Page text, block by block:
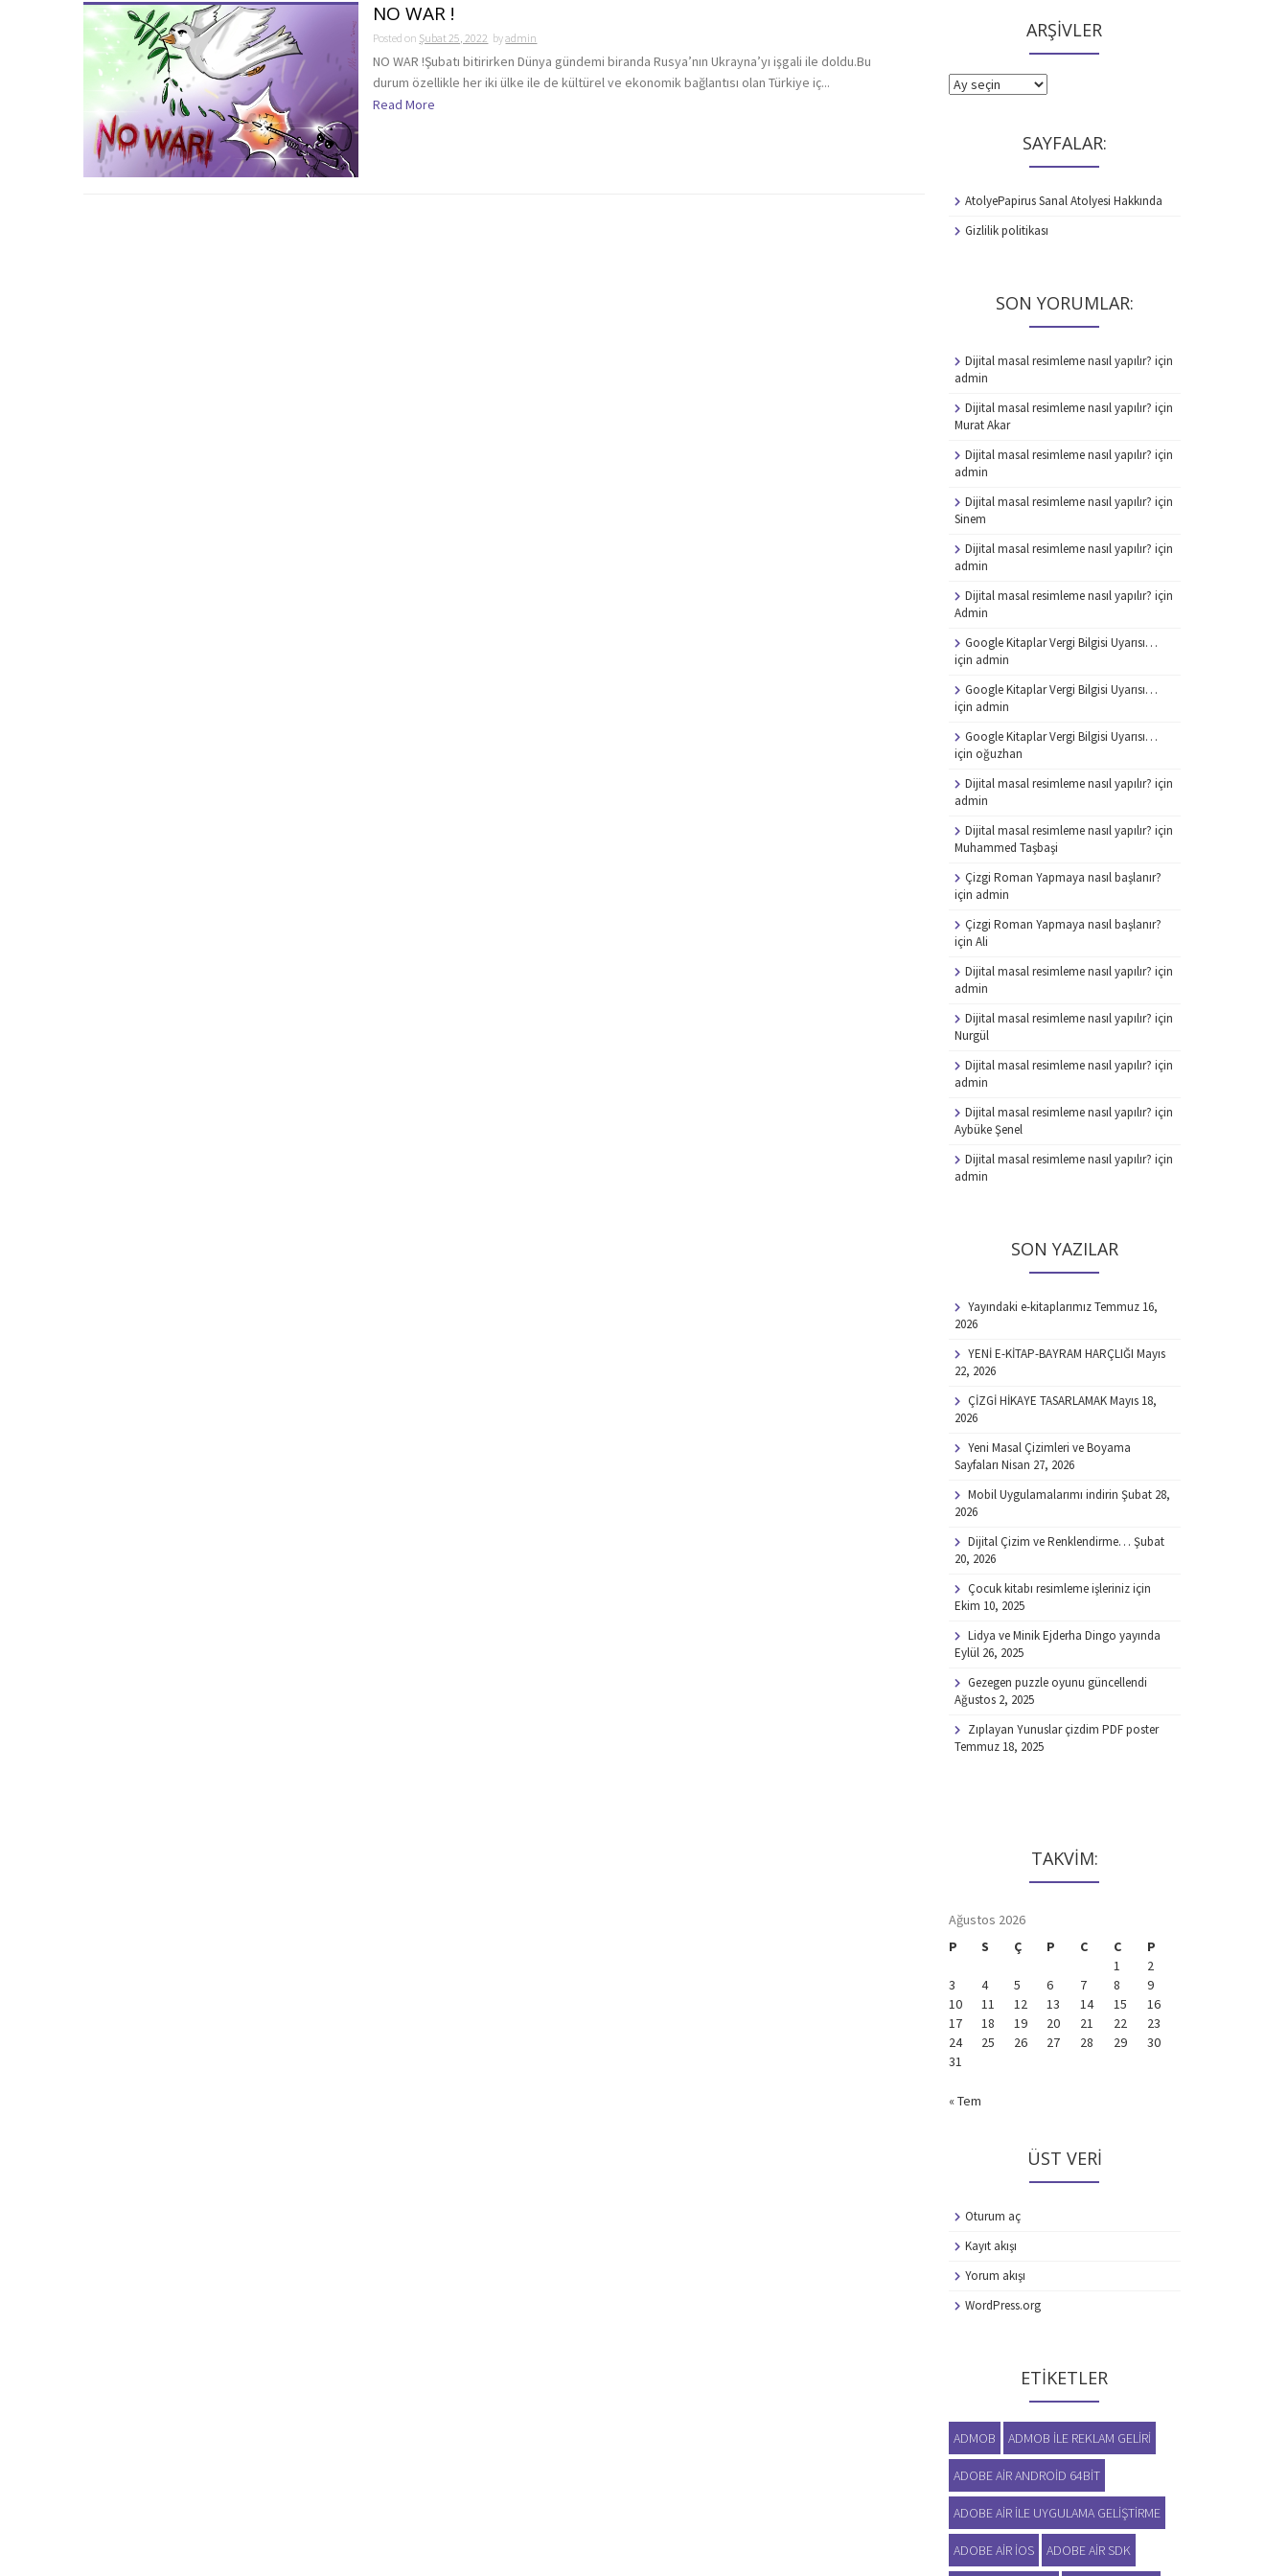
NO WAR !
Posted on Şubat 25, 2022 byadmin
NO WAR !Şubatı bitirirken Dünya gündemi biranda Rusya’nın Ukrayna’yı işgali ile doldu.Bu
durum özellikle her iki ülke ile de kültürel ve ekonomik bağlantısı olan Türkiye iç...
Read More
ARŞİVLER
ARŞİVLER
SAYFALAR:
AtolyePapirus Sanal Atolyesi Hakkında
Gizlilik politikası
SON YORUMLAR:
Dijital masal resimleme nasıl yapılır? için
admin
Dijital masal resimleme nasıl yapılır? için
Murat Akar
Dijital masal resimleme nasıl yapılır? için
admin
Dijital masal resimleme nasıl yapılır? için
Sinem
Dijital masal resimleme nasıl yapılır? için
admin
Dijital masal resimleme nasıl yapılır? için
Admin
Google Kitaplar Vergi Bilgisi Uyarısı…
için admin
Google Kitaplar Vergi Bilgisi Uyarısı…
için admin
Google Kitaplar Vergi Bilgisi Uyarısı…
için oğuzhan
Dijital masal resimleme nasıl yapılır? için
admin
Dijital masal resimleme nasıl yapılır? için
Muhammed Taşbaşi
Çizgi Roman Yapmaya nasıl başlanır?
için admin
Çizgi Roman Yapmaya nasıl başlanır?
için Ali
Dijital masal resimleme nasıl yapılır? için
admin
Dijital masal resimleme nasıl yapılır? için
Nurgül
Dijital masal resimleme nasıl yapılır? için
admin
Dijital masal resimleme nasıl yapılır? için
Aybüke Şenel
Dijital masal resimleme nasıl yapılır? için
admin
SON YAZILAR
Yayındaki e-kitaplarımız Temmuz 16,
2026
YENİ E-KİTAP-BAYRAM HARÇLIĞI Mayıs
22, 2026
ÇİZGİ HİKAYE TASARLAMAK Mayıs 18,
2026
Yeni Masal Çizimleri ve Boyama
Sayfaları Nisan 27, 2026
Mobil Uygulamalarımı indirin Şubat 28,
2026
Dijital Çizim ve Renklendirme… Şubat
20, 2026
Çocuk kitabı resimleme işleriniz için
Ekim 10, 2025
Lidya ve Minik Ejderha Dingo yayında
Eylül 26, 2025
Gezegen puzzle oyunu güncellendi
Ağustos 2, 2025
Zıplayan Yunuslar çizdim PDF poster
Temmuz 18, 2025
TAKVİM:
Ağustos 2026
P
S Ç P C C
P
1
2
3
4 5 6 7 8
9
10
11 12 13 14 15
16
17
18 19 20 21 22
23
24
25 26 27 28 29
30
31
« Tem
ÜST VERI
Oturum aç
Kayıt akışı
Yorum akışı
WordPress.org
ETIKETLER
ADMOB ADMOB ILE REKLAM GELIRI
ADOBE AIR ANDROID 64BIT
ADOBE AIR ILE UYGULAMA GELIŞTIRME
ADOBE AIR IOS ADOBE AIR SDK